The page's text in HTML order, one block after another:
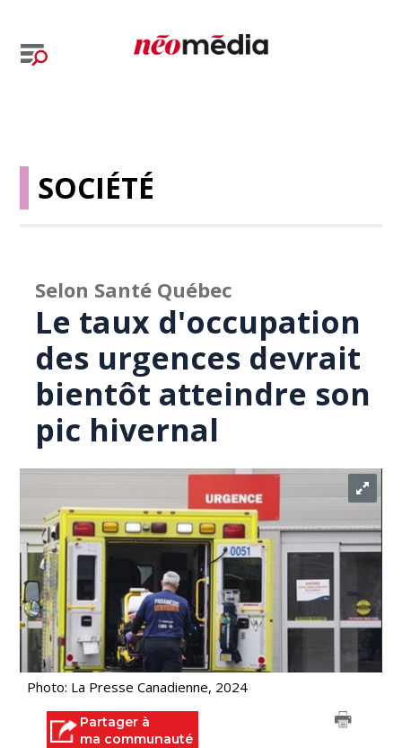
SOCIÉTÉ
Selon Santé Québec
Le taux d'occupation
des urgences devrait
bientôt atteindre son
pic hivernal
Photo: La Presse Canadienne, 2024
Partager à
ma communauté